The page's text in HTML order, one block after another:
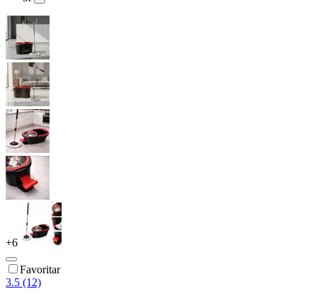
+6
Favoritar
3.5 (12)